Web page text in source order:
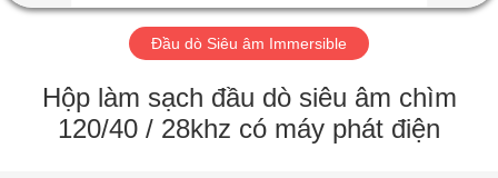
HƯỚNG
Đầu dò Siêu âm Immersible
Hộp làm sạch đầu dò siêu âm chìm
120/40 / 28khz có máy phát điện